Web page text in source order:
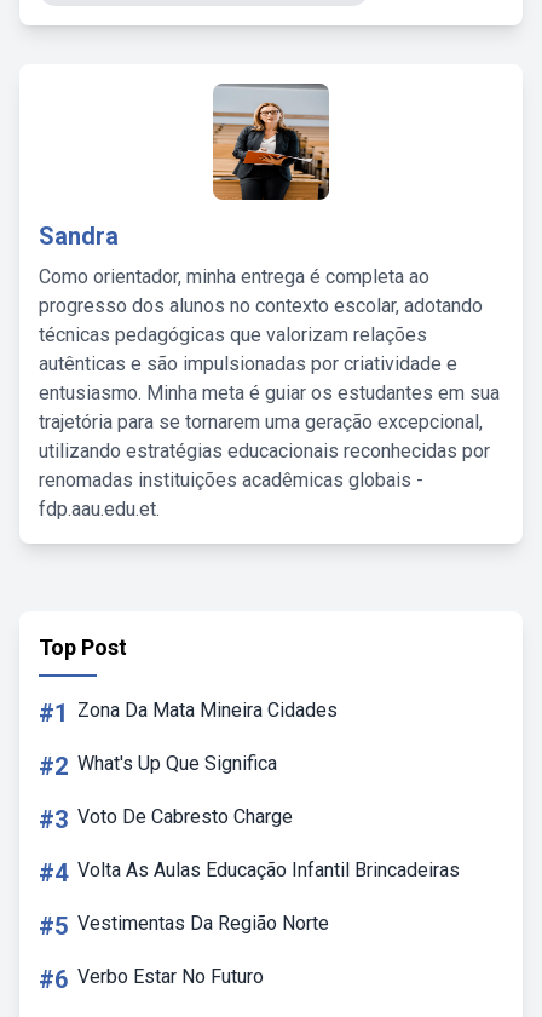
Sandra
Como orientador, minha entrega é completa ao
progresso dos alunos no contexto escolar, adotando
técnicas pedagógicas que valorizam relações
autênticas e são impulsionadas por criatividade e
entusiasmo. Minha meta é guiar os estudantes em sua
trajetória para se tornarem uma geração excepcional,
utilizando estratégias educacionais reconhecidas por
renomadas instituições acadêmicas globais -
fdp.aau.edu.et.
Top Post
#1 Zona Da Mata Mineira Cidades
#2 What's Up Que Significa
#3 Voto De Cabresto Charge
#4 Volta As Aulas Educação Infantil Brincadeiras
#5 Vestimentas Da Região Norte
#6 Verbo Estar No Futuro